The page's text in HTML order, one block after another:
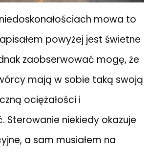
mowa to
powyżej jest świetne
zaobserwować mogę, że
mają w sobie taką swoją
ociężałości i
Sterowanie niekiedy okazuje
a sam musiałem na